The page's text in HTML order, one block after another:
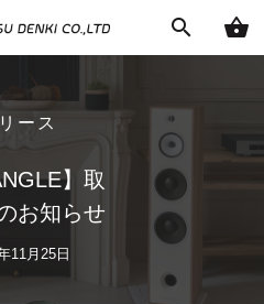
search shopping_basket
ース
】取
お知らせ
11月25日